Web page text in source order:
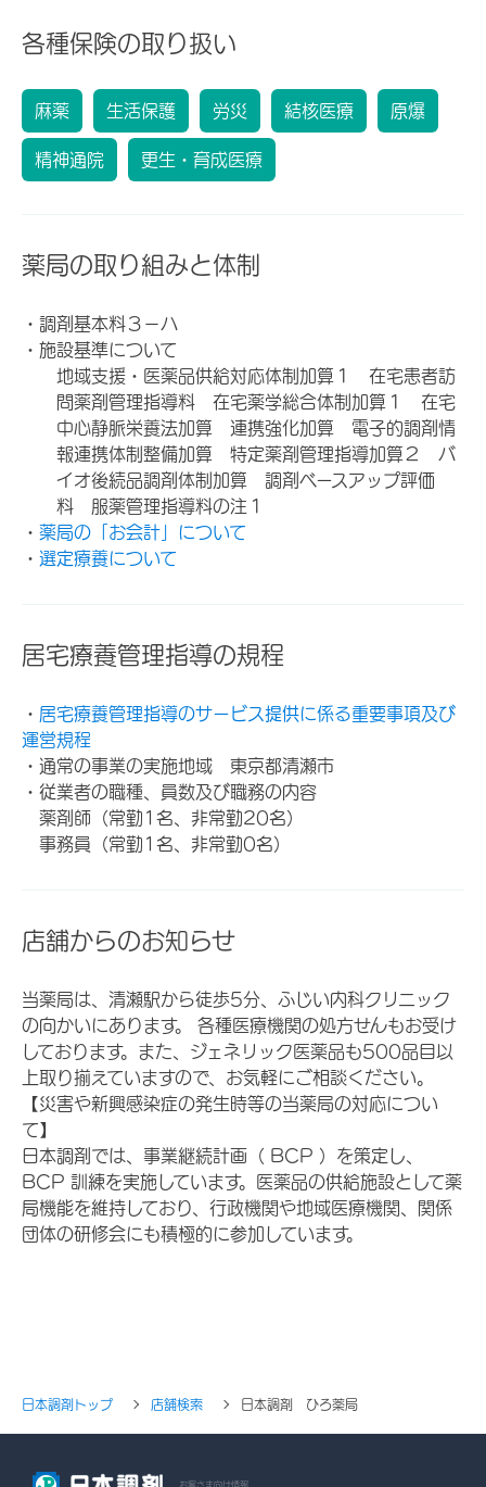
各種保険の取り扱い
麻薬 生活保護 労災 結核医療 原爆
精神通院 更生・育成医療
薬局の取り組みと体制
・調剤基本料３－ハ
・施設基準について
地域支援・医薬品供給対応体制加算１ 在宅患者訪
問薬剤管理指導料 在宅薬学総合体制加算１ 在宅
中心静脈栄養法加算 連携強化加算 電子的調剤情
報連携体制整備加算 特定薬剤管理指導加算２ バ
イオ後続品調剤体制加算 調剤ベースアップ評価
料 服薬管理指導料の注１
・ 薬局の「お会計」について
・ 選定療養について
居宅療養管理指導の規程
・ 居宅療養管理指導のサービス提供に係る重要事項及び
運営規程
・通常の事業の実施地域 東京都清瀬市
・従業者の職種、員数及び職務の内容
薬剤師（常勤1名、非常勤20名）
事務員（常勤1名、非常勤0名）
店舗からのお知らせ
当薬局は、清瀬駅から徒歩5分、ふじい内科クリニック
の向かいにあります。 各種医療機関の処方せんもお受け
しております。また、ジェネリック医薬品も500品目以
上取り揃えていますので、お気軽にご相談ください。
【災害や新興感染症の発生時等の当薬局の対応につい
て】
日本調剤では、事業継続計画（ BCP ）を策定し、
BCP 訓練を実施しています。医薬品の供給施設として薬
局機能を維持しており、行政機関や地域医療機関、関係
団体の研修会にも積極的に参加しています。
日本調剤トップ 店舗検索 日本調剤 ひろ薬局
お客さま向け情報